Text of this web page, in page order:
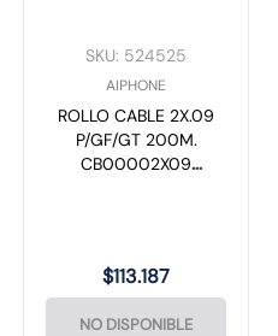
SKU: 524525
AIPHONE
ROLLO CABLE 2X.09
P/GF/GT 200M.
CB00002X09
$113.187
NO DISPONIBLE